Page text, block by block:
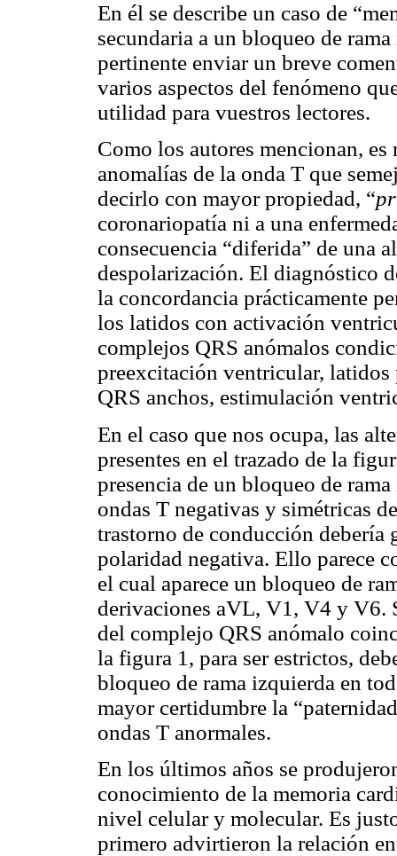
En él se describe un caso de
secundaria a un bloqueo de
pertinente enviar un breve
varios aspectos del fenómeno
utilidad para vuestros lectores.
Como los autores mencionan,
anomalías de la onda T que
decirlo con mayor propiedad, “
coronariopatía ni a una
consecuencia “diferida” de una
despolarización. El diagnóstico
la concordancia prácticamente
los latidos con activación
complejos QRS anómalos
preexcitación ventricular,
QRS anchos, estimulación
En el caso que nos ocupa, las
presentes en el trazado de la
presencia de un bloqueo de
ondas T negativas y simétricas
trastorno de conducción debería
polaridad negativa. Ello parece
el cual aparece un bloqueo de
derivaciones aVL, V1, V4 y V6.
del complejo QRS anómalo
la figura 1, para ser estrictos,
bloqueo de rama izquierda en
mayor certidumbre la
ondas T anormales.
En los últimos años se
conocimiento de la memoria
nivel celular y molecular. Es
primero advirtieron la relación